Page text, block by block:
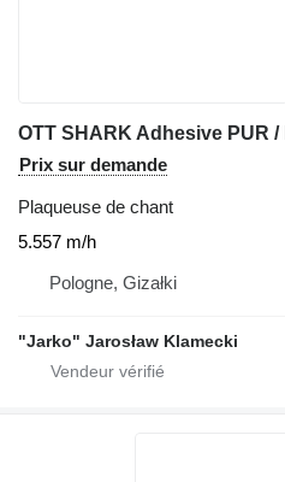
OTT SHARK Adhesive PUR /
Prix sur demande
Plaqueuse de chant
5.557 m/h
Pologne, Gizałki
"Jarko" Jarosław Klamecki